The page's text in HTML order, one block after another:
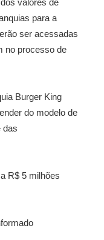
valores de
para a
ser acessadas
no processo de
Burger King
do modelo de
das
R$ 5 milhões